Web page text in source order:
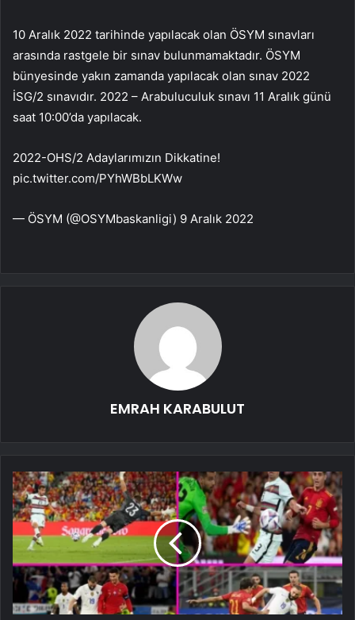
10 Aralık 2022 tarihinde yapılacak olan ÖSYM sınavları
arasında rastgele bir sınav bulunmamaktadır. ÖSYM
bünyesinde yakın zamanda yapılacak olan sınav 2022
İSG/2 sınavıdır. 2022 – Arabuluculuk sınavı 11 Aralık günü
saat 10:00’da yapılacak.
2022-OHS/2 Adaylarımızın Dikkatine!
pic.twitter.com/PYhWBbLKWw
— ÖSYM (@OSYMbaskanligi) 9 Aralık 2022
EMRAH KARABULUT